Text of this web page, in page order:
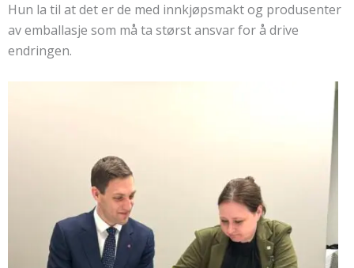
Hun la til at det er de med innkjøpsmakt og produsenter
av emballasje som må ta størst ansvar for å drive
endringen.